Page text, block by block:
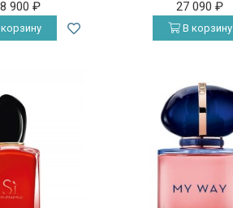
900₽ 27 090₽
В корзину